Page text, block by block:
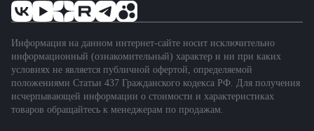
Информация на данном интернет-сайте носит исключительно
информационный (ознакомительный) характер и ни при каких
условиях не является публичной офертой, определяемой
положениями Статьи 437 Гражданского кодекса РФ. Для получения
исчерпывающей информации о стоимости и характеристиках
товаров обращайтесь к менеджерам по продажам.